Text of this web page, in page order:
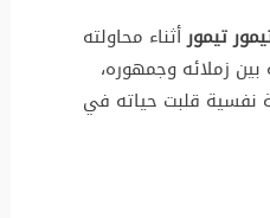
تيمورأثناء محاولته
زملائه وجمهوره،
نفسية قلبت حياته في